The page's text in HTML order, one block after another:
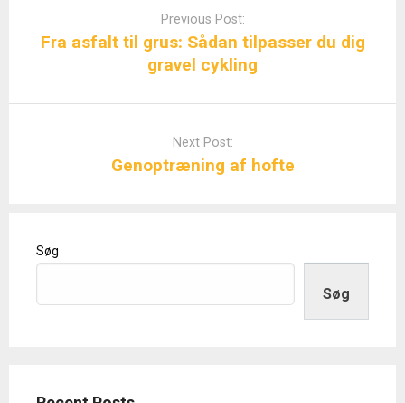
Previous Post:
Fra asfalt til grus: Sådan tilpasser du dig
gravel cykling
Next Post:
Genoptræning af hofte
Søg
Søg